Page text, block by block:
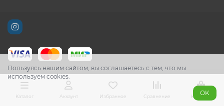
Пользуясь нашим сайтом, вы соглашаетесь с тем, что мы
используем cookies.
OK
Каталог Аккаунт Избранное Сравнение Корзина